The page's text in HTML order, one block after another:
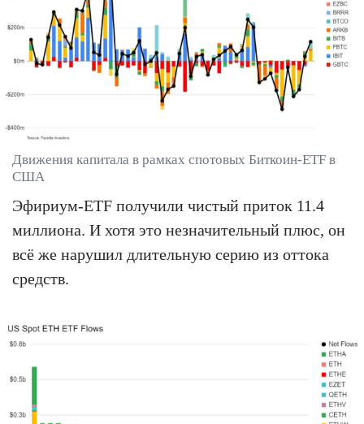
Движения капитала в рамках спотовых Биткоин-ETF в
США
Эфириум-ETF получили чистый приток 11.4
миллиона. И хотя это незначительный плюс, он
всё же нарушил длительную серию из оттока
средств.